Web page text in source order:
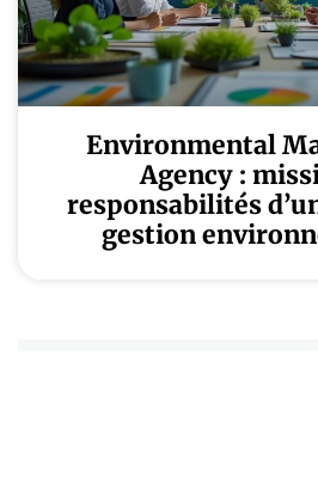
Environmental
Agency :
responsabilités
gestion